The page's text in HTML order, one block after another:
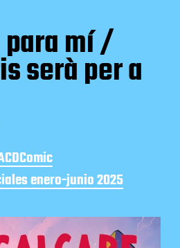
mí /
serà per a
enero-junio 2025